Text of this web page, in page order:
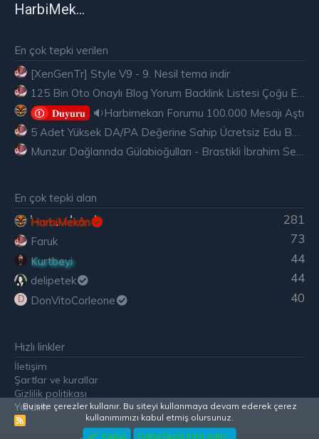
HarbiMekân
En çok tepki verilen
[XenGenTr] Style V9 - 9. Nesil tema indir
125 Bin Oto Onaylı Blog Yorum Backlink Listesi Çoğu Edu ve Gov Ücretsiz
𝐃𝐮𝐲𝐮𝐫𝐮
🔉Harbimekan Forumu 100.000 Mesajı Aştı
5 Adet Yüksek DA/PA Değerine Sahip Ücretsiz Edu Backlink
Munzur Dağlarında Gülabioğulları - Brastikli İbrahim Sevindik
En çok tepki alan
281
HarbiMekân
73
Faruk
44
Kurtbeyi
44
delipetek
D 40
DonVitoCorleone
Hızlı linkler
İletişim
Şartlar ve kurallar
Gizlilik politikası
Yardım
R
Bu site çerezler kullanır. Bu siteyi kullanmaya devam ederek çerez
kullanımımızı kabul etmiş olursunuz.
Kabul
Daha fazla bilgi edin...